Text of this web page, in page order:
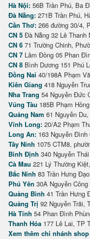
Hà Nội: 56B Trần Phú, Ba
Đà Nẵng: 271B Trần Phú,
Cần Thơ: 266 đường 30/4,
CN 5 Đà Nẵng 32 Lê Thanh
CN 6 71 Trường Chinh,
CN 7 Lâm Đồng 05 Phan
CN 8 Bình Dương 151 Phú
Đồng Nai 40/198A Phạm
Kiên Giang 418 Nguyễn
Nha Trang 54 Nguyễn Đức
Vũng Tàu 185B Phạm
Quảng Nam 61 Nguyễn
Vĩnh Long: 20/A2 Phạm
Long An: 163 Nguyễn
Tây Ninh 1075 CTM8,
Bình Định 340 Nguyễn
Cà Mau 221 Lý Thường
Bắc Ninh 83 Trần Hưng
Phú Yên 30A Nguyễn
Quảng Bình 41 Trần Hưng
Quảng Trị 92 Nguyễn Trãi,
Hà Tĩnh 54 Phan Đình
Thanh Hóa 177 Lê Lai, TP
Xem thêm chi nhánh